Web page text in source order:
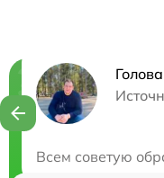
Всем советую
Нужна